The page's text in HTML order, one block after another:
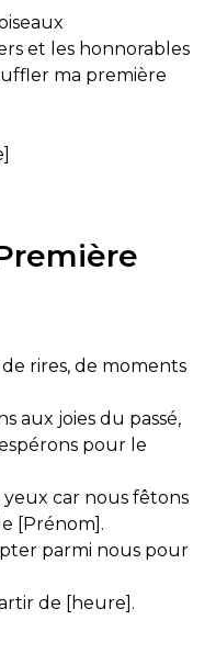
et les honnorables
ma première
rires, de moments
aux joies du passé,
pour le
car nous fêtons
[Prénom].
parmi nous pour
de [heure].